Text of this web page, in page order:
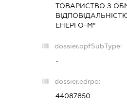
ТОВАРИСТВО З
ЕНЕРГО-М"
dossier.opfSubType:
-
dossier.edrpo:
44087850